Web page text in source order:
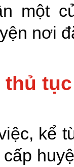
một
nơi
thủ tục
kể